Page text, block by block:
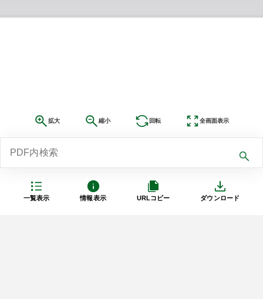
一覧表示 情報表示 URLコピー ダウンロード
拡大 縮小 回転 全画面表示